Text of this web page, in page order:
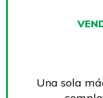
Una sola